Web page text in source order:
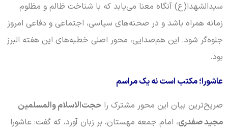
سیدالشهدا(ع) آنگاه معنا می‌یابد که با شناخت ظالم و مظلوم
زمانه همراه باشد و در صحنه‌های سیاسی، اجتماعی و دفاعی امروز
جلوه‌گر شود. این هم‌صدایی، محور اصلی خطبه‌های این هفته البرز
بود.
عاشورا؛ مکتب است نه یک مراسم
صریح‌ترین بیان این محور مشترک را حجت‌الاسلام والمسلمین
مجید صفدری، امام جمعه مهستان، بر زبان آورد، که گفت: عاشورا